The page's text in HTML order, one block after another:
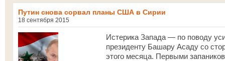
Путин снова сорвал планы США в Сирии
18 сентября 2015
Истерика Запада — по поводу
президенту Башару Асаду со
этого месяца. Первыми